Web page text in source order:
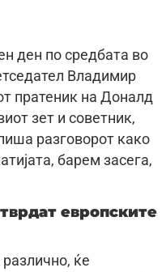
ден по средбата во
Владимир
пратеник на Доналд
зет и советник,
разговорот како
барем засега,
европските
ќе